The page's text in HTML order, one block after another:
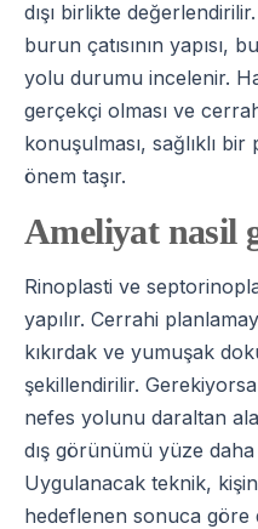
dışı birlikte
burun çatısının yapısı,
yolu durumu incelenir.
gerçekçi olması ve
konuşulması, sağlıklı
önem taşır.
Ameliyat nasil
Rinoplasti ve
yapılır. Cerrahi
kıkırdak ve yumuşak
şekillendirilir.
nefes yolunu daraltan
dış görünümü yüze
Uygulanacak teknik,
hedeflenen sonuca göre